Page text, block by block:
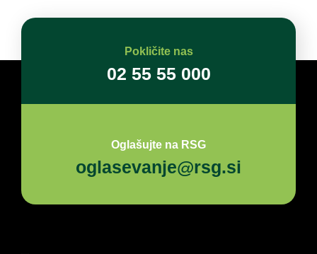
Pokličite nas
02 55 55 000
Oglašujte na RSG
oglasevanje@rsg.si